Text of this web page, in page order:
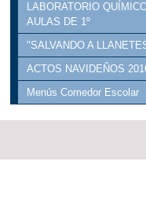
LABORATORIO
AULAS DE 1º
"SALVANDO A
ACTOS NAVIDEÑOS
Menús Comedor Escolar